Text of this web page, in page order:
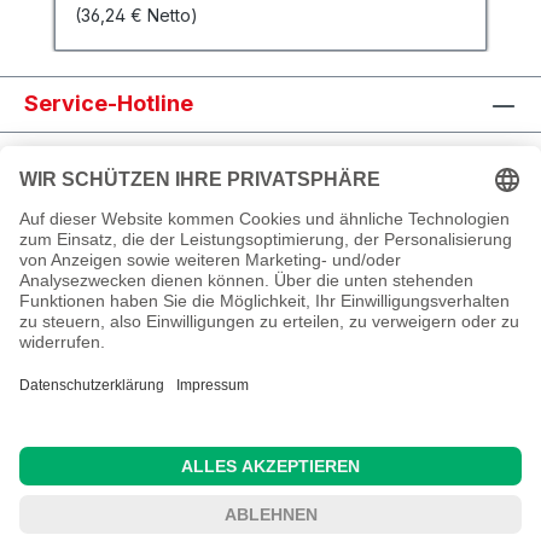
115 g/m² für den professionellen und
gewerblichen Einsatz. Wetterfest, hohe
UV-Stabilität, robust und waschbar bis 30
Grad. Die Deutschland Fahne ist
seewasserfesten Doppelnaht gesäumt und
Gurtband mit Kunststoffkarabinern zur
Befestigung am Fahnenmast. Wir liefern
die Deutschlandflagge als Hissfahne
im Hochformat wahlweise auch mit
Hohlsaum Ø 4,5 cm oben für
Fahnemasten mit Auslegerstange. Auf
Sondergrößen sind auf Anfrage kurzfristig
lieferbar. Kaufen Sie auch Ihre Flagge mit
ihrem Wunschmotiv passend dazu.
(36,24 € Netto)
Service-Hotline
Informationen
Newsletter abonnieren
Alle Preise inkl. gesetzl. Mehrwertsteuer zzgl.